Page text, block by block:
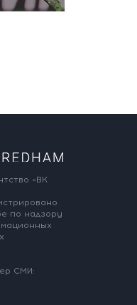
«ВК
по надзору
СМИ: